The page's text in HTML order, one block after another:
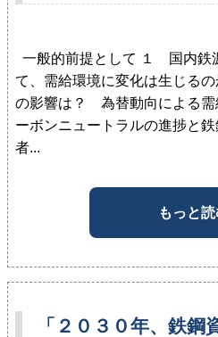
一般的前提として １ 国内鉄
て、需給環境に変化は生じる
の影響は？ 為替動向による
ーボンニュートラルの進捗と
者...
もっと
「２０３０年、鉄